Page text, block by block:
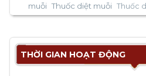
muỗi Thuốc diệt muỗi Thuốc
THỜI GIAN HOẠT ĐỘNG